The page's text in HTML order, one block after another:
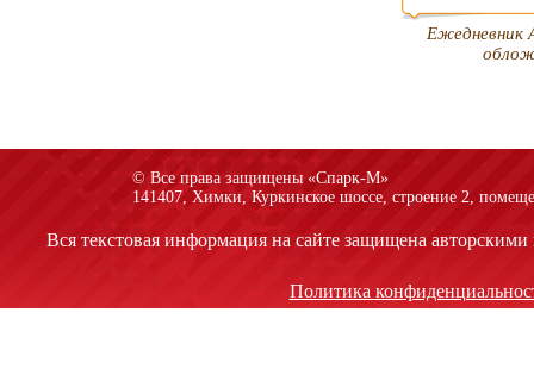
Ежедневник
© Все права защищены «Спарк-M»
141407, Химки, Куркинское шоссе, строение 2,
Вся текстовая информация на сайте защищена
Политика